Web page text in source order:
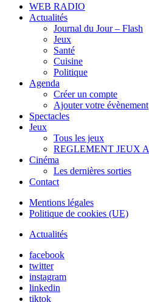
WEB RADIO
Actualités
Journal du Jour – Flash
Jeux
Santé
Cuisine
Politique
Agenda
Créer un compte
Ajouter votre évènement
Spectacles
Jeux
Tous les jeux
REGLEMENT JEUX
Cinéma
Les dernières sorties
Contact
Mentions légales
Politique de cookies (UE)
Actualités
facebook
twitter
instagram
linkedin
tiktok